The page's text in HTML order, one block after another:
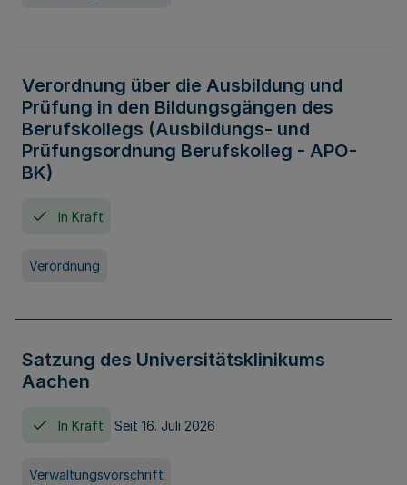
Verordnung über die Ausbildung und
Prüfung in den Bildungsgängen des
Berufskollegs (Ausbildungs- und
Prüfungsordnung Berufskolleg - APO-
BK)
In Kraft
Verordnung
Satzung des Universitätsklinikums
Aachen
In Kraft Seit 16. Juli 2026
Verwaltungsvorschrift